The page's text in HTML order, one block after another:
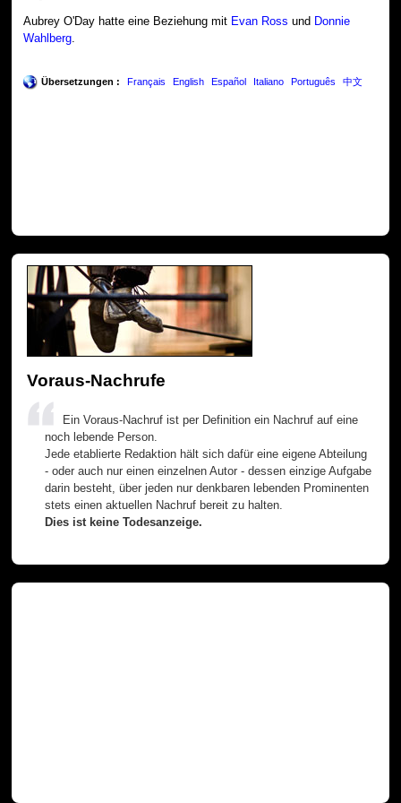
Aubrey O'Day hatte eine Beziehung mit Evan Ross und Donnie
Wahlberg.
Übersetzungen : Français English Español Italiano Português 中文
Voraus-Nachrufe
Ein Voraus-Nachruf ist per Definition ein Nachruf auf eine
noch lebende Person.
Jede etablierte Redaktion hält sich dafür eine eigene Abteilung
- oder auch nur einen einzelnen Autor - dessen einzige Aufgabe
darin besteht, über jeden nur denkbaren lebenden Prominenten
stets einen aktuellen Nachruf bereit zu halten.
Dies ist keine Todesanzeige.